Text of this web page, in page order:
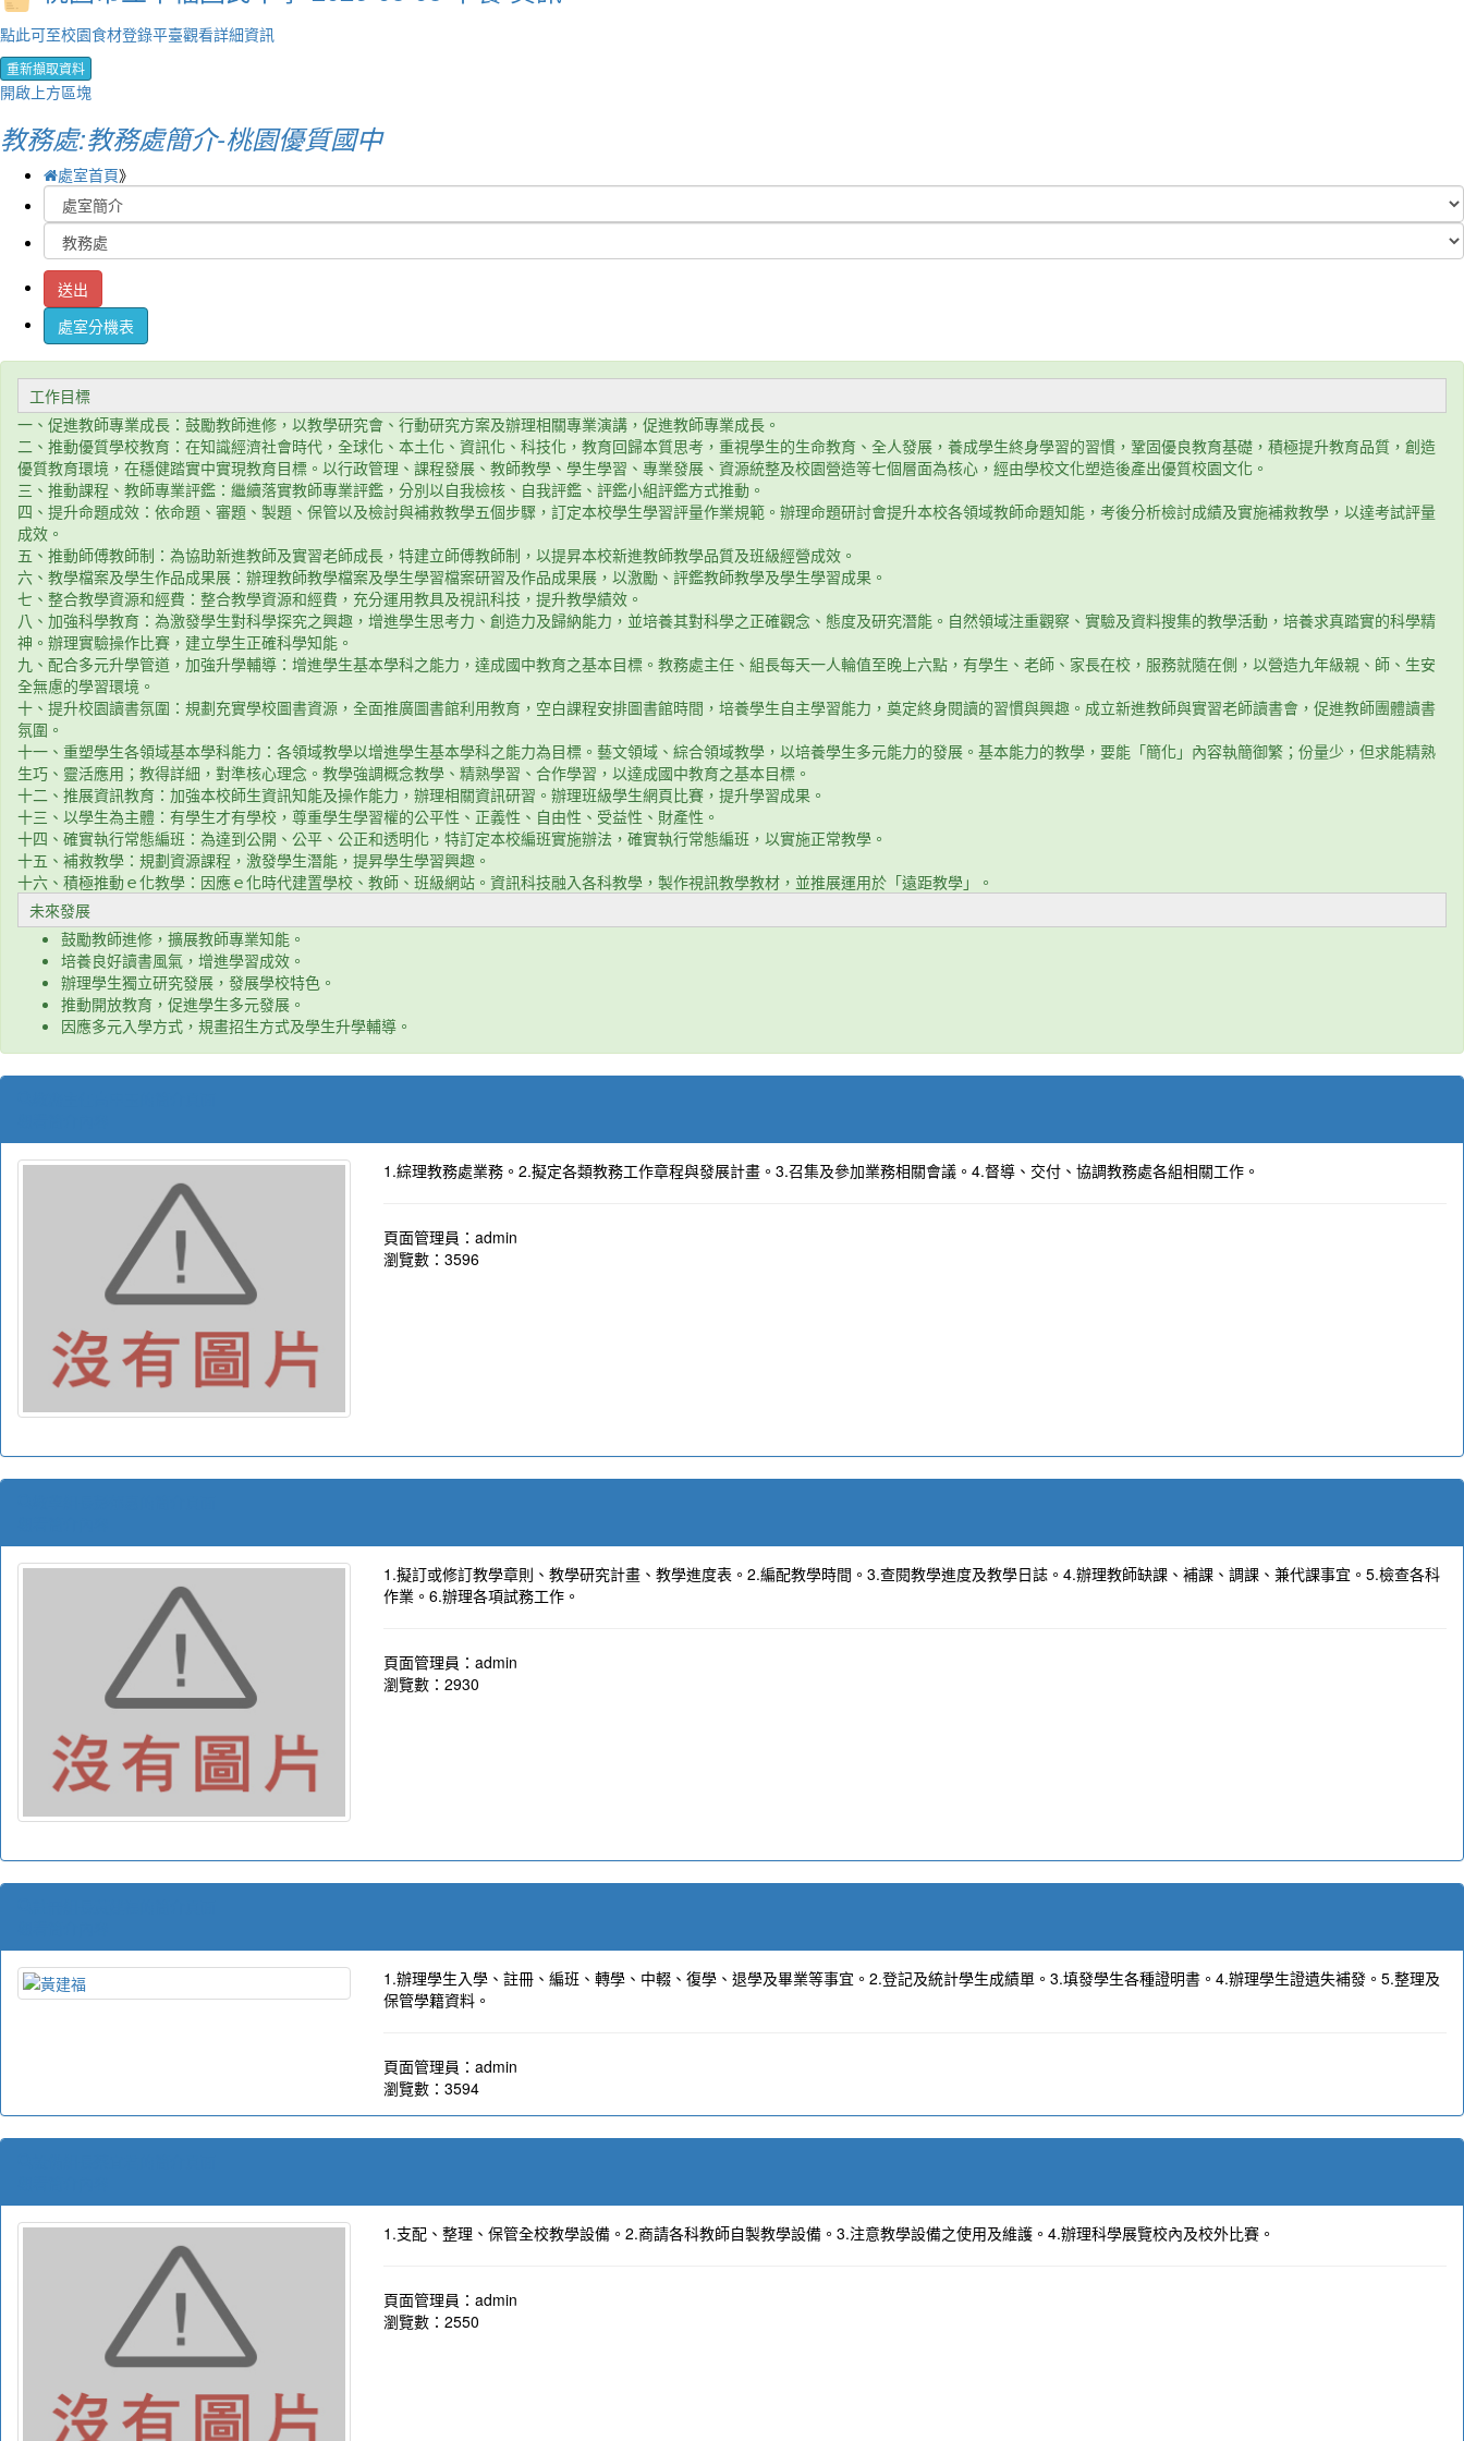
點此可至校園食材登錄平臺觀看詳細資訊
重新擷取資料
開啟上方區塊
教務處:教務處簡介-桃園優質國中
處室首頁》
送出
處室分機表
工作目標
一、促進教師專業成長：鼓勵教師進修，以教學研究會、行動研究方案及辦理相關專業演講，促進教師專業成長。
二、推動優質學校教育：在知識經濟社會時代，全球化、本土化、資訊化、科技化，教育回歸本質思考，重視學生的生命教育、全人發展，養成學生終身學習的習慣，鞏固優良教育基礎，積極提升教育品質，創造
優質教育環境，在穩健踏實中實現教育目標。以行政管理、課程發展、教師教學、學生學習、專業發展、資源統整及校園營造等七個層面為核心，經由學校文化塑造後產出優質校園文化。
三、推動課程、教師專業評鑑：繼續落實教師專業評鑑，分別以自我檢核、自我評鑑、評鑑小組評鑑方式推動。
四、提升命題成效：依命題、審題、製題、保管以及檢討與補救教學五個步驟，訂定本校學生學習評量作業規範。辦理命題研討會提升本校各領域教師命題知能，考後分析檢討成績及實施補救教學，以達考試評量
成效。
五、推動師傅教師制：為協助新進教師及實習老師成長，特建立師傅教師制，以提昇本校新進教師教學品質及班級經營成效。
六、教學檔案及學生作品成果展：辦理教師教學檔案及學生學習檔案研習及作品成果展，以激勵、評鑑教師教學及學生學習成果。
七、整合教學資源和經費：整合教學資源和經費，充分運用教具及視訊科技，提升教學績效。
八、加強科學教育：為激發學生對科學探究之興趣，增進學生思考力、創造力及歸納能力，並培養其對科學之正確觀念、態度及研究潛能。自然領域注重觀察、實驗及資料搜集的教學活動，培養求真踏實的科學精
神。辦理實驗操作比賽，建立學生正確科學知能。
九、配合多元升學管道，加強升學輔導：增進學生基本學科之能力，達成國中教育之基本目標。教務處主任、組長每天一人輪值至晚上六點，有學生、老師、家長在校，服務就隨在側，以營造九年級親、師、生安
全無慮的學習環境。
十、提升校園讀書氛圍：規劃充實學校圖書資源，全面推廣圖書館利用教育，空白課程安排圖書館時間，培養學生自主學習能力，奠定終身閱讀的習慣與興趣。成立新進教師與實習老師讀書會，促進教師團體讀書
氛圍。
十一、重塑學生各領域基本學科能力：各領域教學以增進學生基本學科之能力為目標。藝文領域、綜合領域教學，以培養學生多元能力的發展。基本能力的教學，要能「簡化」內容執簡御繁；份量少，但求能精熟
生巧、靈活應用；教得詳細，對準核心理念。教學強調概念教學、精熟學習、合作學習，以達成國中教育之基本目標。
十二、推展資訊教育：加強本校師生資訊知能及操作能力，辦理相關資訊研習。辦理班級學生網頁比賽，提升學習成果。
十三、以學生為主體：有學生才有學校，尊重學生學習權的公平性、正義性、自由性、受益性、財產性。
十四、確實執行常態編班：為達到公開、公平、公正和透明化，特訂定本校編班實施辦法，確實執行常態編班，以實施正常教學。
十五、補救教學：規劃資源課程，激發學生潛能，提昇學生學習興趣。
十六、積極推動ｅ化教學：因應ｅ化時代建置學校、教師、班級網站。資訊科技融入各科教學，製作視訊教學教材，並推展運用於「遠距教學」。
未來發展
鼓勵教師進修，擴展教師專業知能。
培養良好讀書風氣，增進學習成效。
辦理學生獨立研究發展，發展學校特色。
推動開放教育，促進學生多元發展。
因應多元入學方式，規畫招生方式及學生升學輔導。
1.綜理教務處業務。2.擬定各類教務工作章程與發展計畫。3.召集及參加業務相關會議。4.督導、交付、協調教務處各組相關工作。
頁面管理員：admin
瀏覽數：3596
1.擬訂或修訂教學章則、教學研究計畫、教學進度表。2.編配教學時間。3.查閱教學進度及教學日誌。4.辦理教師缺課、補課、調課、兼代課事宜。5.檢查各科
作業。6.辦理各項試務工作。
頁面管理員：admin
瀏覽數：2930
1.辦理學生入學、註冊、編班、轉學、中輟、復學、退學及畢業等事宜。2.登記及統計學生成績單。3.填發學生各種證明書。4.辦理學生證遺失補發。5.整理及
保管學籍資料。
頁面管理員：admin
瀏覽數：3594
1.支配、整理、保管全校教學設備。2.商請各科教師自製教學設備。3.注意教學設備之使用及維護。4.辦理科學展覽校內及校外比賽。
頁面管理員：admin
瀏覽數：2550